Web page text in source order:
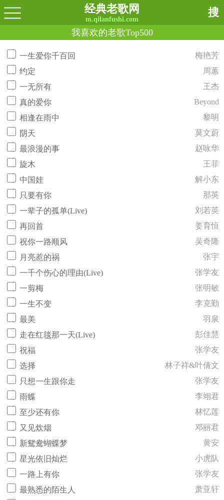
经典老歌网
m.qilanfushi.com
搜
我喜欢的老歌Top500
一生爱你千百回
梅艳芳
约定
周蕙
一无所有
王杰
真的爱你
Beyond
相逢在雨中
黎明
阴天
莫文蔚
最浪漫的事
赵咏华
旋木
王菲
中国娃
解小东
只要有你
那英
一辈子的孤单(Live)
刘若英
再回首
姜育恒
祝你一路顺风
吴奇隆
月亮惹的祸
张宇
一千个伤心的理由(Live)
张学友
一剪梅
张明敏
一生不变
李克勤
最美
羽泉
走在红毯那一天(Live)
彭佳慧
祝福
张学友
选择
林子祥&叶倩文
只想一生跟你走
张学友
雨蝶
李翊君
至少还有你
林忆莲
又见炊烟
邓丽君
新鸳鸯蝴蝶梦
黄安
星光依旧灿烂
小虎队
一路上有你
张学友
最熟悉的陌生人
萧亚轩